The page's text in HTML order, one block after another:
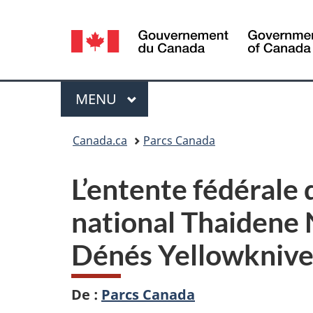
Sélection
de
la
langue
Menu
MENU PRINCIPAL
Canada.ca Parcs Canada
L’entente fédérale
national Thaidene
Dénés
De : Parcs Canada